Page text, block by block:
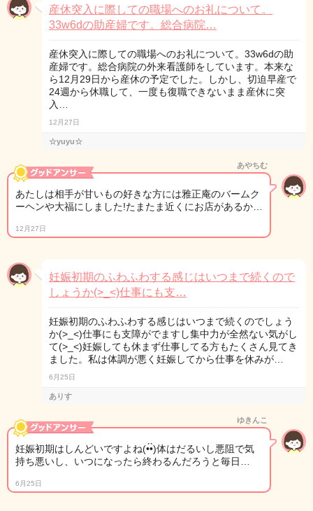
産休突入に際しての職場へのお礼について。
33w6dの助産婦です。総合病院…
産休突入に際しての職場へのお礼について。33w6dの助
産婦です。総合病院の外来看護師をしています。本来な
ら12月29日から産休の予定でした。しかし、切迫早産で
24週から休職して、一度も復職できないまま産休に突
入…
12月27日
☆yuyu☆
あやちむ
あたしは相手が甘いもの好きな方には雅正庵のバームク
ーヘンや大福にしました!たまたま近くにお店があるか…
12月27日
妊娠初期のふわふわする感じはいつまで続くので
しょうか(>_<)仕事にも支…
妊娠初期のふわふわする感じはいつまで続くのでしょう
か(>_<)仕事にも支障がでますし集中力が全然ない気がし
て(>_<)妊娠しても休まず仕事してる方もたくさん見てき
ました。私は体調が悪く妊娠してから仕事を休みが…
6月25日
ありす
ゆきんこ
妊娠初期はしんどいですよね(•́•̀)体はだるいし悪阻で気
持ち悪いし、いつになったら終わるんだろうと毎日…
6月25日